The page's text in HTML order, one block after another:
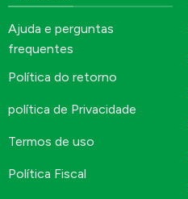
Ajuda e perguntas
frequentes
Política do retorno
política de Privacidade
Termos de uso
Política Fiscal